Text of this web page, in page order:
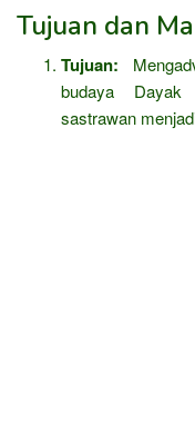
Tujuan dan
Tujuan:
budaya Dayak
sastrawan